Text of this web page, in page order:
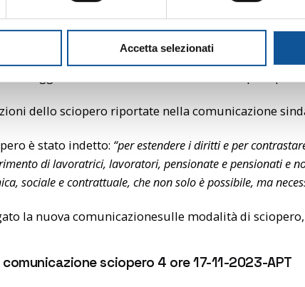
Accetta selezionati
dalle ore 09:00
venerdì 17
in viaggio al momento dell’inizio dello sciopero
dello sciopero riportate nella comunicazione
è stato indetto: “per estendere i diritti e per
di lavoratrici, lavoratori, pensionate e pensionati e
sociale e contrattuale, che non solo è possibile, ma
la nuova comunicazionesulle modalità di
sciopero 4 ore 17-11-2023-APT